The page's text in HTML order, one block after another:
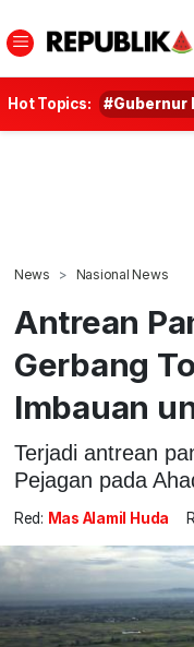
Hot Topics: #Gubernur
News Nasional News
Antrean
Gerbang
Imbauan
Terjadi antrean
Pejagan pada
Red: Mas Alamil Huda